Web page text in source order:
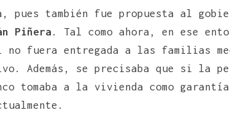
pues también fue propuesta al
Piñera . Tal como ahora, en ese
fuera entregada a las familias
Además, se precisaba que si la
tomaba a la vivienda como